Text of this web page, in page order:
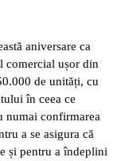
aniversare ca
comercial ușor din
de unități, cu
în ceea ce
numai confirmarea
a se asigura că
și pentru a îndeplini